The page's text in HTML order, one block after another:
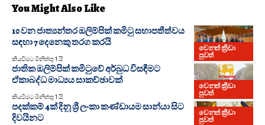
You Might Also Like
වෙනත් ක්‍රීඩා
පුවත්
10 වන ජාත්‍යන්තර ඔලිම්පික් කමිටු සභාපතීත්වය
සඳහා 7 දෙනෙකු තරග කරයි
කියවීමට මිනිත්තු 1 යි
වෙනත් ක්‍රීඩා
පුවත්
ජාතික ඔලිම්පික් කමිටුවේ අර්බුධ විසඳීමට
ඒකාබද්ධ මාධ්‍යය සාකච්ඡාවක්
කියවීමට මිනිත්තු 1 යි
වෙනත් ක්‍රීඩා
පුවත්
පදක්කම් 4ක් දිනූ ශ්‍රී ලංකා කණ්ඩායම සාන්යා සිට
දිවයිනට